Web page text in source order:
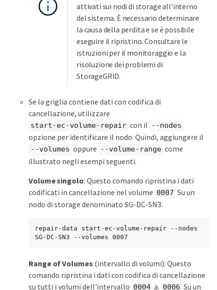
attivati sui nodi di storage all'interno
del sistema. È necessario determinare
la causa della perdita e se è possibile
eseguire il ripristino. Consultare le
istruzioni per il monitoraggio e la
risoluzione dei problemi di
StorageGRID.
Se la griglia contiene dati con codifica di
cancellazione, utilizzare
start-ec-volume-repair con il --nodes
opzione per identificare il nodo. Quindi, aggiungere il
--volumes oppure --volume-range come
illustrato negli esempi seguenti.
Volume singolo: Questo comando ripristina i dati
codificati in cancellazione nel volume 0007 Su un
nodo di storage denominato SG-DC-SN3:
repair-data start-ec-volume-repair --nodes
SG-DC-SN3 --volumes 0007
Range of Volumes (intervallo di volumi): Questo
comando ripristina i dati con codifica di cancellazione
su tutti i volumi dell'intervallo 0004 a. 0006 Su un